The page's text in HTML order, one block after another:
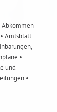
Abkommen
• Amtsblatt
•
und
•